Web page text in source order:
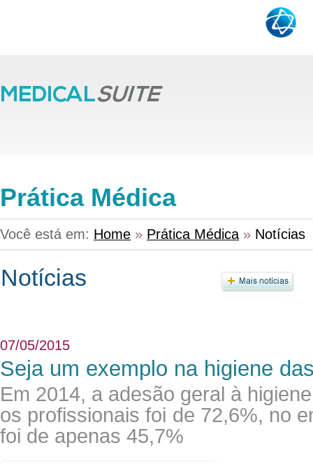
Prática Médica
Você está em: Home » Prática Médica » Notícias
07/05/2015
Seja um exemplo na higiene
Em 2014, a adesão geral à
os profissionais foi de 72,6%, no
foi de apenas 45,7%